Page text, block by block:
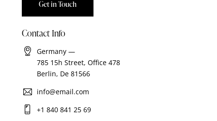
Contact Info
Germany —
785 15h Street, Office 478
Berlin, De 81566
info@email.com
+1 840 841 25 69